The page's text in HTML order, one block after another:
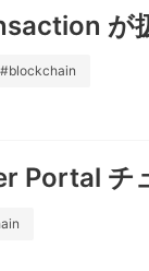
が
#blockchain
Portal チ